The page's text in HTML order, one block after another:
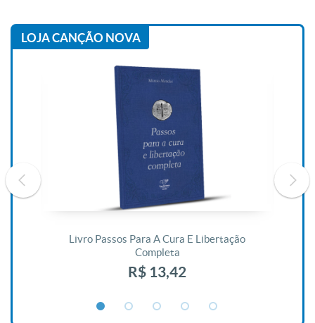
LOJA CANÇÃO NOVA
Livro Passos Para A Cura E Libertação
Completa
R$ 13,42